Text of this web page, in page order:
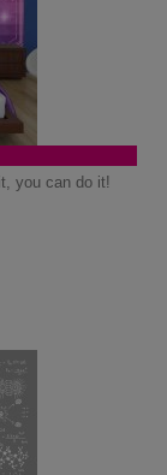
you can do it!